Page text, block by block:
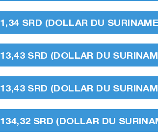
1,34 SRD (DOLLAR DU
13,43 SRD (DOLLAR DU
13,43 SRD (DOLLAR DU
134,32 SRD (DOLLAR DU